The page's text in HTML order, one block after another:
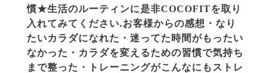
慣★生活のルーティンに是非COCOFITを取り
入れてみてください.お客様からの感想・なり
たいカラダになれた・迷ってた時間がもったい
なかった・カラダを変えるための習慣で気持ち
まで整った・トレーニングがこんなにもストレ